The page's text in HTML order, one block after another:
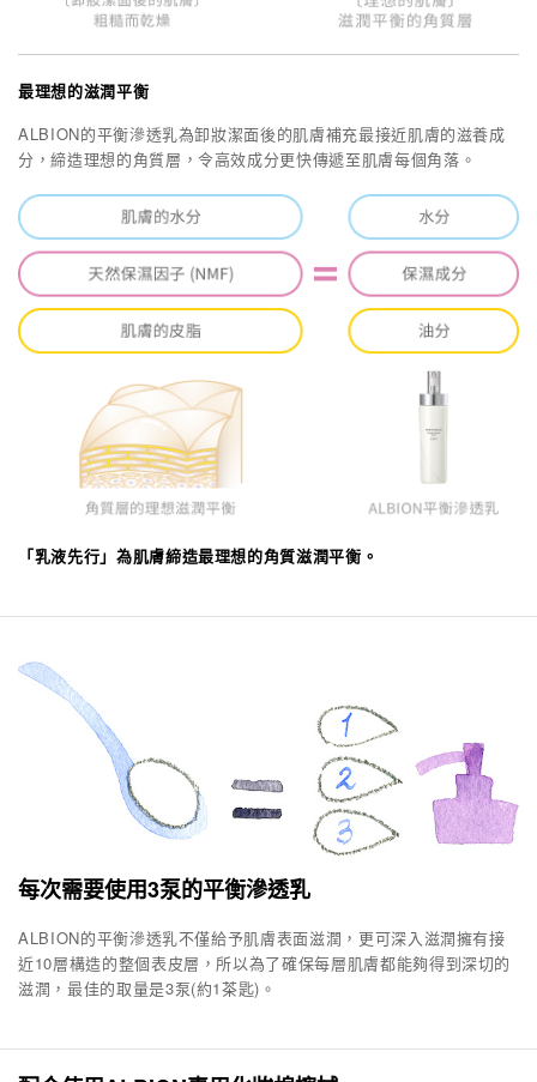
最理想的滋潤平衡
ALBION的平衡滲透乳為卸妝潔面後的肌膚補充最接近肌膚的滋養成
分，締造理想的角質層，令高效成分更快傳遞至肌膚每個角落。
「乳液先行」為肌膚締造最理想的角質滋潤平衡。
每次需要使用3泵的平衡滲透乳
ALBION的平衡滲透乳不僅給予肌膚表面滋潤，更可深入滋潤擁有接
近10層構造的整個表皮層，所以為了確保每層肌膚都能夠得到深切的
滋潤，最佳的取量是3泵(約1茶匙)。